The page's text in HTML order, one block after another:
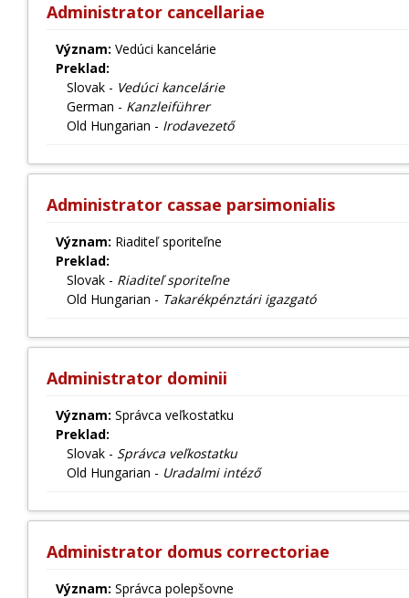
Administrator cancellariae
Význam: Vedúci kancelárie
Preklad:
Slovak - Vedúci kancelárie
German - Kanzleiführer
Old Hungarian - Irodavezető
Administrator cassae parsimonialis
Význam: Riaditeľ sporiteľne
Preklad:
Slovak - Riaditeľ sporiteľne
Old Hungarian - Takarékpénztári igazgató
Administrator dominii
Význam: Správca veľkostatku
Preklad:
Slovak - Správca veľkostatku
Old Hungarian - Uradalmi intéző
Administrator domus correctoriae
Význam: Správca polepšovne